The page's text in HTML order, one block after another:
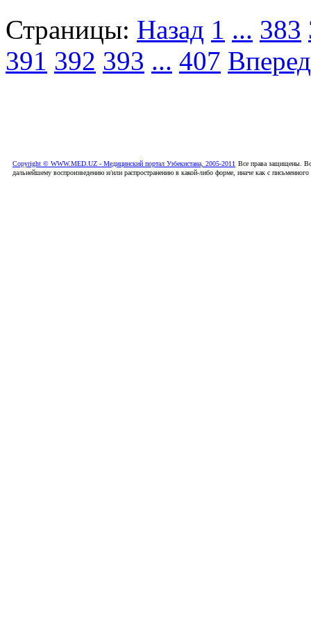
Страницы: Назад 1 ... 383
391 392 393 ... 407 Вперед
Copyright © WWW.MED.UZ - Медицинский портал Узбекистана, 2005-2011 Все права защищены.
дальнейшему воспроизведению и/или распространению в какой-либо форме, иначе как с